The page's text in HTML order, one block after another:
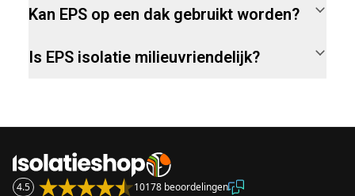
Kan EPS op een dak gebruikt worden?
Is EPS isolatie milieuvriendelijk?
4.5 10178 beoordelingen